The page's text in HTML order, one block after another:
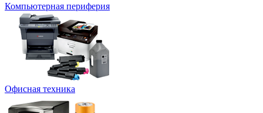
Компьютерная периферия
Офисная техника